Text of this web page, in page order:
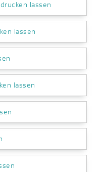
lassen
lassen
lassen